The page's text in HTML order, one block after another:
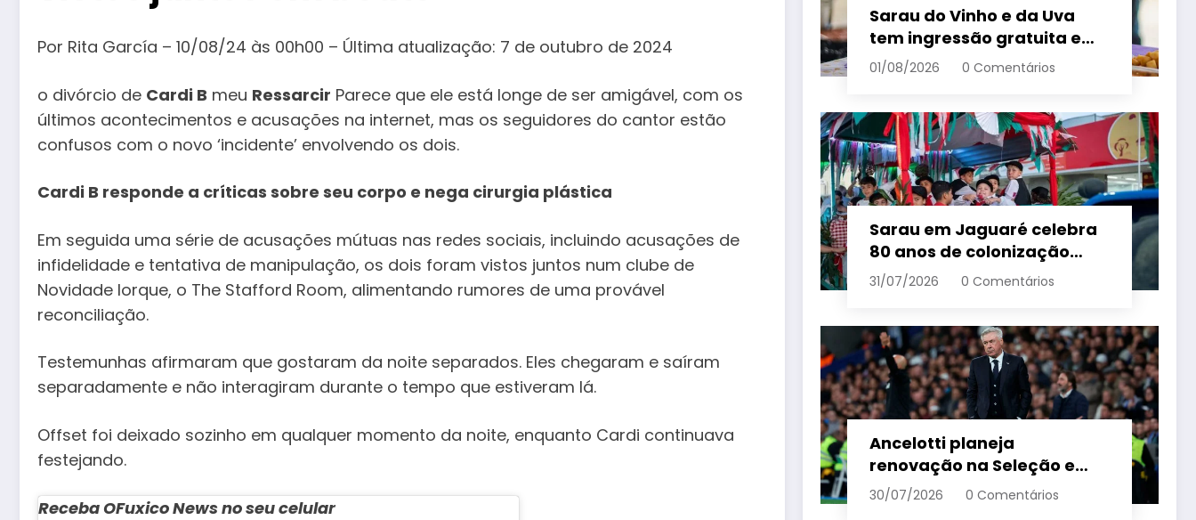
Por Rita García – 10/08/24 às 00h00 – Última atualização: 7 de outubro de 2024
o divórcio de Cardi B meu Ressarcir Parece que ele está longe de ser amigável, com os
últimos acontecimentos e acusações na internet, mas os seguidores do cantor estão
confusos com o novo ‘incidente’ envolvendo os dois.
Cardi B responde a críticas sobre seu corpo e nega cirurgia plástica
Em seguida uma série de acusações mútuas nas redes sociais, incluindo acusações de
infidelidade e tentativa de manipulação, os dois foram vistos juntos num clube de
Novidade Iorque, o The Stafford Room, alimentando rumores de uma provável
reconciliação.
Testemunhas afirmaram que gostaram da noite separados. Eles chegaram e saíram
separadamente e não interagiram durante o tempo que estiveram lá.
Offset foi deixado sozinho em qualquer momento da noite, enquanto Cardi continuava
festejando.
Receba OFuxico News no seu celular
Sarau do Vinho e da Uva
tem ingressão gratuita e
distribui 250 litros de suco
01/08/2026 0 Comentários
Sarau em Jaguaré celebra
80 anos de colonização
italiana com tradição e
31/07/2026 0 Comentários
Ancelotti planeja
renovação na Seleção e
menciona termo de ciclo
30/07/2026 0 Comentários